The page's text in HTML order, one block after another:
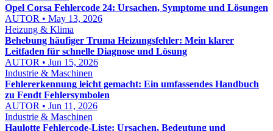
Opel Corsa Fehlercode 24: Ursachen, Symptome und Lösungen
AUTOR • May 13, 2026
Heizung & Klima
Behebung häufiger Truma Heizungsfehler: Mein klarer
Leitfaden für schnelle Diagnose und Lösung
AUTOR • Jun 15, 2026
Industrie & Maschinen
Fehlererkennung leicht gemacht: Ein umfassendes Handbuch
zu Fendt Fehlersymbolen
AUTOR • Jun 11, 2026
Industrie & Maschinen
Haulotte Fehlercode-Liste: Ursachen, Bedeutung und